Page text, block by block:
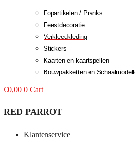
Fopartikelen / Pranks
Feestdecoratie
Verkleedkleding
Stickers
Kaarten en kaartspellen
Bouwpakketten en
€0,00 0 Cart
RED PARROT
Klantenservice